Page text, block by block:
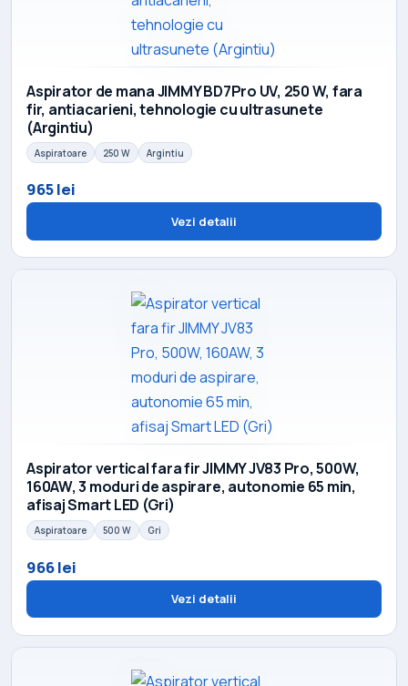
Aspirator de mana JIMMY BD7Pro UV, 250 W, fara
fir, antiacarieni, tehnologie cu ultrasunete
(Argintiu)
Aspiratoare 250 W Argintiu
965 lei
Vezi detalii
Aspirator vertical fara fir JIMMY JV83 Pro, 500W,
160AW, 3 moduri de aspirare, autonomie 65 min,
afisaj Smart LED (Gri)
Aspiratoare 500 W Gri
966 lei
Vezi detalii